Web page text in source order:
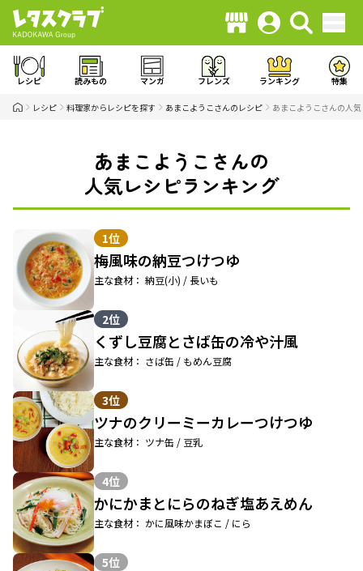
レシピ 読みもの マンガ フレンズ ランキング 特集
レシピ 料理家からレシピを探す あまこようこさんのレシピ あまこようこさんの人
あまこようこさんの
人気レシピランキング
1位
梅風味の納豆つけつゆ
主な食材： 納豆(小) / 長いも
2位
くずし豆腐とさば缶の冷や汁風
主な食材： さば缶 / もめん豆腐
3位
ツナのクリーミーカレーつけつゆ
主な食材： ツナ缶 / 豆乳
4位
かにかまとにらのねぎ塩あえめん
主な食材： かに風味かまぼこ / にら
5位